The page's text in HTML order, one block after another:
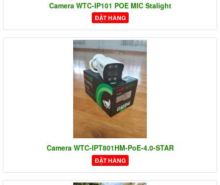
Camera WTC-IP101 POE MIC Stalight
ĐẶT HÀNG
Camera WTC-IPT801HM-PoE-4.0-STAR
ĐẶT HÀNG